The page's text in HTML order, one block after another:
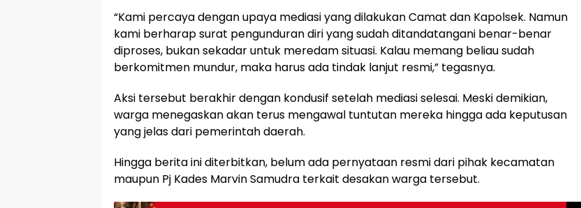
“Kami percaya dengan upaya mediasi yang dilakukan Camat dan Kapolsek. Namun
kami berharap surat pengunduran diri yang sudah ditandatangani benar-benar
diproses, bukan sekadar untuk meredam situasi. Kalau memang beliau sudah
berkomitmen mundur, maka harus ada tindak lanjut resmi,” tegasnya.
Aksi tersebut berakhir dengan kondusif setelah mediasi selesai. Meski demikian,
warga menegaskan akan terus mengawal tuntutan mereka hingga ada keputusan
yang jelas dari pemerintah daerah.
Hingga berita ini diterbitkan, belum ada pernyataan resmi dari pihak kecamatan
maupun Pj Kades Marvin Samudra terkait desakan warga tersebut.